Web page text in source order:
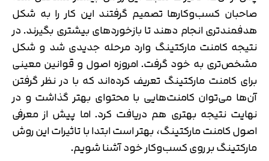
صاحبان کسب‌وکارها تصمیم گرفتند این کار را به شکل
هدفمندتری انجام دهند تا بازخوردهای بیشتری بگیرند. در
نتیجه کامنت مارکتینگ وارد مرحله جدیدی شد و شکل
مشخص‌تری به خود گرفت. امروزه اصول و قوانین معینی
برای کامنت مارکتینگ تعریف کرده‌اند که با در نظر گرفتن
آن‌ها می‌توان کامنت‌هایی با محتوای بهتر گذاشت و در
نهایت نتیجه بهتری هم دریافت کرد. اما پیش از معرفی
اصول کامنت مارکتینگ، بهتر است ابتدا با تاثیرات این روش
مارکتینگ بر روی کسب‌وکار خود آشنا شویم.